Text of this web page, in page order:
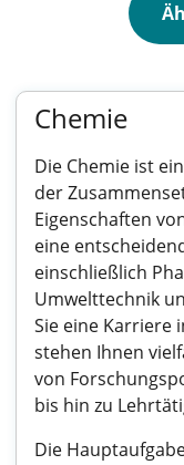
Chemie
Die Chemie ist
der
Eigenschaften
eine
einschließlich
Umwelttechnik
Sie eine Karriere
stehen Ihnen
von
bis hin zu
Die